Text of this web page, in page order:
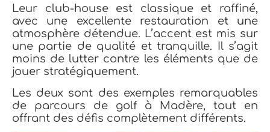
Leur club-house est classique et raffiné,
avec une excellente restauration et une
atmosphère détendue. L’accent est mis sur
une partie de qualité et tranquille. Il s’agit
moins de lutter contre les éléments que de
jouer stratégiquement.
Les deux sont des exemples remarquables
de parcours de golf à Madère, tout en
offrant des défis complètement différents.